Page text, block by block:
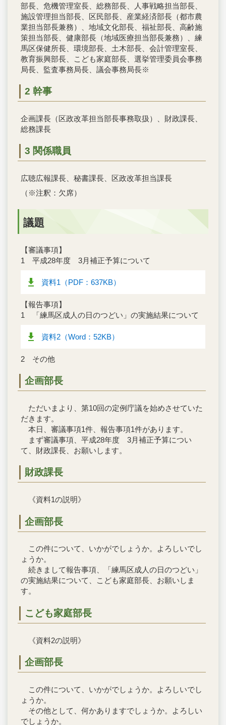
部長、危機管理室長、総務部長、人事戦略担当部長、
施設管理担当部長、区民部長、産業経済部長（都市農
業担当部長兼務）、地域文化部長、福祉部長、高齢施
策担当部長、健康部長（地域医療担当部長兼務）、練
馬区保健所長、環境部長、土木部長、会計管理室長、
教育振興部長、こども家庭部長、選挙管理委員会事務
局長、監査事務局長、議会事務局長※
2 幹事
企画課長（区政改革担当部長事務取扱）、財政課長、
総務課長
3 関係職員
広聴広報課長、秘書課長、区政改革担当課長
（※注釈：欠席）
議題
【審議事項】
1 平成28年度 3月補正予算について
資料1（PDF：637KB）
【報告事項】
1 「練馬区成人の日のつどい」の実施結果について
資料2（Word：52KB）
2 その他
企画部長
ただいまより、第10回の定例庁議を始めさせていた
だきます。
本日、審議事項1件、報告事項1件があります。
まず審議事項、平成28年度 3月補正予算につい
て、財政課長、お願いします。
財政課長
《資料1の説明》
企画部長
この件について、いかがでしょうか。よろしいでし
ょうか。
続きまして報告事項、「練馬区成人の日のつどい」
の実施結果について、こども家庭部長、お願いしま
す。
こども家庭部長
《資料2の説明》
企画部長
この件について、いかがでしょうか。よろしいでし
ょうか。
その他として、何かありますでしょうか。よろしい
でしょうか。